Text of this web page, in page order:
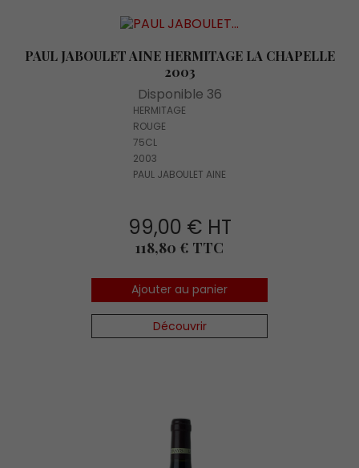
PAUL JABOULET AINE HERMITAGE LA CHAPELLE
2003
Disponible 36
HERMITAGE
ROUGE
75CL
2003
PAUL JABOULET AINE
99,00 € HT
Prix
118,80 € TTC
Ajouter au panier
Découvrir